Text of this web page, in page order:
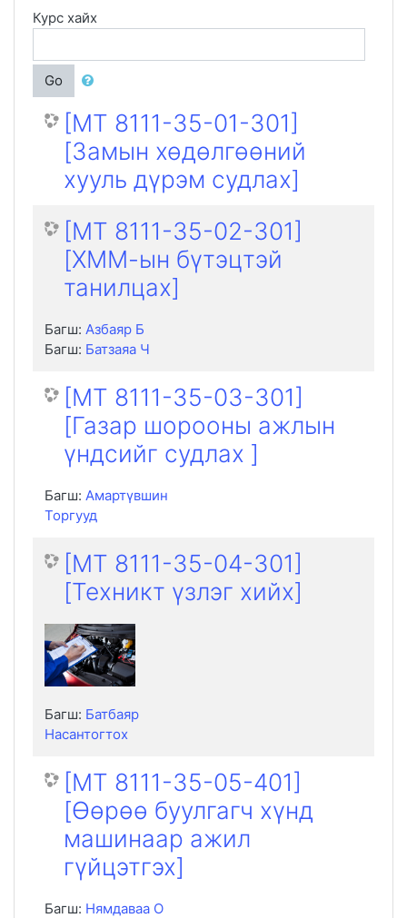
Курс хайх
Go
[MT 8111-35-01-301]
[Замын хөдөлгөөний
хууль дүрэм судлах]
[MT 8111-35-02-301]
[ХММ-ын бүтэцтэй
танилцах]
Багш: Азбаяр Б
Багш: Батзаяа Ч
[MT 8111-35-03-301]
[Газар шорооны ажлын
үндсийг судлах ]
Багш: Амартүвшин
Торгууд
[MT 8111-35-04-301]
[Техникт үзлэг хийх]
Багш: Батбаяр
Насантогтох
[MT 8111-35-05-401]
[Өөрөө буулгагч хүнд
машинаар ажил
гүйцэтгэх]
Багш: Нямдаваа О